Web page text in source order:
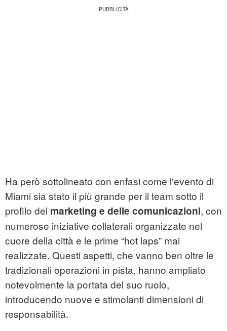
Ha però sottolineato con enfasi come l'evento di
Miami sia stato il più grande per il team sotto il
profilo del marketing e delle comunicazioni, con
numerose iniziative collaterali organizzate nel
cuore della città e le prime “hot laps” mai
realizzate. Questi aspetti, che vanno ben oltre le
tradizionali operazioni in pista, hanno ampliato
notevolmente la portata del suo ruolo,
introducendo nuove e stimolanti dimensioni di
responsabilità.